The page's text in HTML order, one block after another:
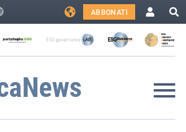
ABBONATI